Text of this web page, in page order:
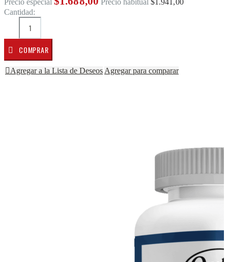
Precio especial Precio habitual $1.941,00
Cantidad:
COMPRAR
Agregar a la Lista de Deseos Agregar para comparar